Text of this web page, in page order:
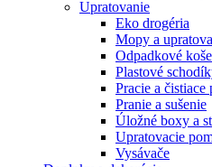
Upratovanie
Eko drogéria
Mopy a
Odpadkové koše
Plastové
Pracie a čistiace
Pranie a sušenie
Úložné boxy a
Upratovacie
Vysávače